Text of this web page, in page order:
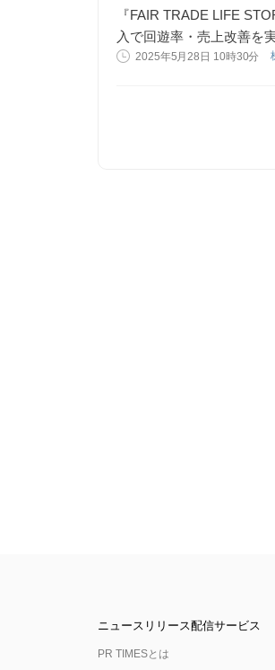
『FAIR TRADE LIFE
入で回遊率・売上改善を
2025年5月28日 10時30分
ニュースリリース配信サービス
PR TIMESとは